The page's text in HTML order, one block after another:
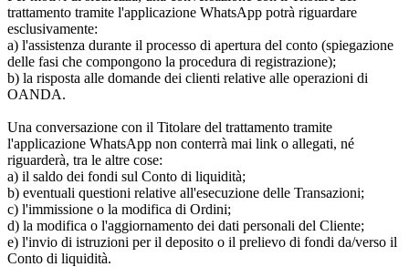
trattamento tramite l'applicazione WhatsApp potrà riguardare
esclusivamente:
a) l'assistenza durante il processo di apertura del conto (spiegazione
delle fasi che compongono la procedura di registrazione);
b) la risposta alle domande dei clienti relative alle operazioni di
OANDA.
Una conversazione con il Titolare del trattamento tramite
l'applicazione WhatsApp non conterrà mai link o allegati, né
riguarderà, tra le altre cose:
a) il saldo dei fondi sul Conto di liquidità;
b) eventuali questioni relative all'esecuzione delle Transazioni;
c) l'immissione o la modifica di Ordini;
d) la modifica o l'aggiornamento dei dati personali del Cliente;
e) l'invio di istruzioni per il deposito o il prelievo di fondi da/verso il
Conto di liquidità.